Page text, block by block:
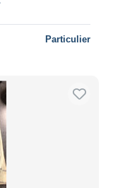
Particulier